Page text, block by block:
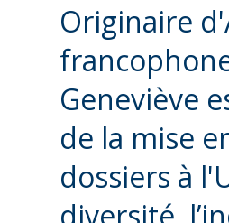
Originaire
Geneviève
de la mise
dossiers à
diversité,